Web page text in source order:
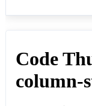
    <div>4</div>
    <div>5</div>
    <div>6</div>
</div>